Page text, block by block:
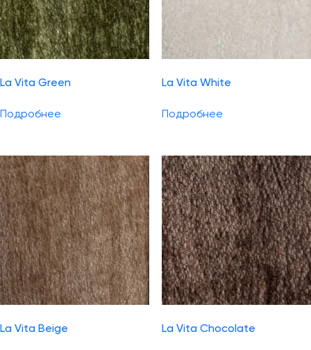
La Vita Green
Подробнее
La Vita White
Подробнее
La Vita Beige La Vita Chocolate